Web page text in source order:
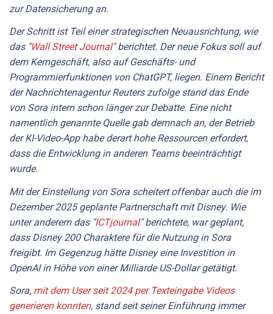
zur Datensicherung an.
Der Schritt ist Teil einer strategischen Neuausrichtung, wie
das "Wall Street Journal" berichtet. Der neue Fokus soll auf
dem Kerngeschäft, also auf Geschäfts- und
Programmierfunktionen von ChatGPT, liegen. Einem Bericht
der Nachrichtenagentur Reuters zufolge stand das Ende
von Sora intern schon länger zur Debatte. Eine nicht
namentlich genannte Quelle gab demnach an, der Betrieb
der KI-Video-App habe derart hohe Ressourcen erfordert,
dass die Entwicklung in anderen Teams beeinträchtigt
wurde.
Mit der Einstellung von Sora scheitert offenbar auch die im
Dezember 2025 geplante Partnerschaft mit Disney. Wie
unter anderem das "ICTjournal" berichtete, war geplant,
dass Disney 200 Charaktere für die Nutzung in Sora
freigibt. Im Gegenzug hätte Disney eine Investition in
OpenAI in Höhe von einer Milliarde US-Dollar getätigt.
Sora, mit dem User seit 2024 per Texteingabe Videos
generieren konnten, stand seit seiner Einführung immer